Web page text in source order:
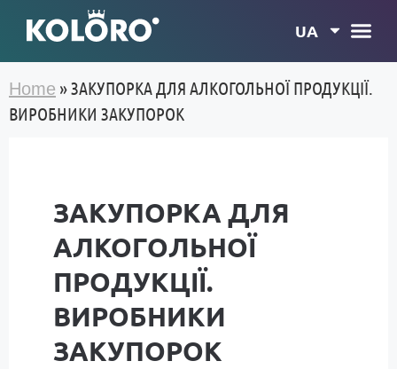
UA
Home »ЗАКУПОРКА ДЛЯ АЛКОГОЛЬНОЇ ПРОДУКЦІЇ.
ВИРОБНИКИ ЗАКУПОРОК
ЗАКУПОРКА ДЛЯ
АЛКОГОЛЬНОЇ
ПРОДУКЦІЇ.
ВИРОБНИКИ
ЗАКУПОРОК